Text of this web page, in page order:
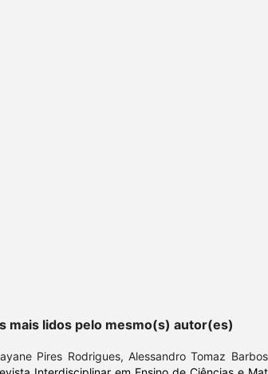
mais lidos pelo mesmo(s) autor(es)
Pires Rodrigues, Alessandro Tomaz